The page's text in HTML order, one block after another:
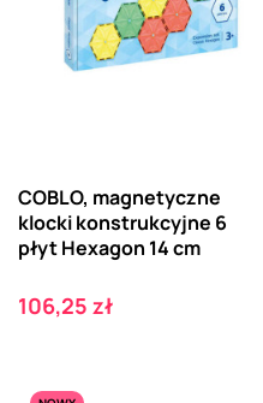
COBLO, magnetyczne
klocki konstrukcyjne 6
płyt Hexagon 14 cm
Cena
106,25 zł